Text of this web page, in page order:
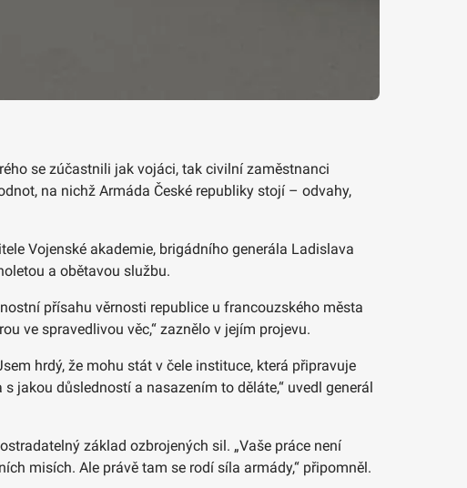
se zúčastnili jak vojáci, tak civilní zaměstnanci
na nichž Armáda České republiky stojí – odvahy,
Vojenské akademie, brigádního generála Ladislava
a obětavou službu.
přísahu věrnosti republice u francouzského města
ve spravedlivou věc,“ zaznělo v jejím projevu.
hrdý, že mohu stát v čele instituce, která připravuje
jakou důsledností a nasazením to děláte,“ uvedl generál
základ ozbrojených sil. „Vaše práce není
misích. Ale právě tam se rodí síla armády,“ připomněl.